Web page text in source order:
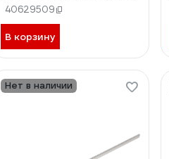
ri.135.217
40629509
В корзину
Нет в наличии